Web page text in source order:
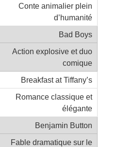
Conte animalier plein
d’humanité
Bad Boys
Action explosive et duo
comique
Breakfast at Tiffany’s
Romance classique et
élégante
Benjamin Button
Fable dramatique sur le